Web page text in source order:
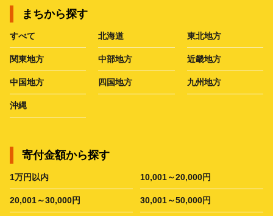
まちから探す
すべて 北海道 東北地方
関東地方 中部地方 近畿地方
中国地方 四国地方 九州地方
沖縄
寄付金額から探す
1万円以内 10,001～20,000円
20,001～30,000円 30,001～50,000円